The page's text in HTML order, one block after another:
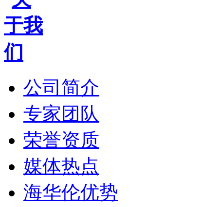
公司简介
专家团队
荣誉资质
媒体热点
海华伦优势